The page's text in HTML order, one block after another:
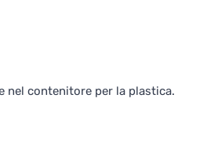
nel contenitore per la plastica.